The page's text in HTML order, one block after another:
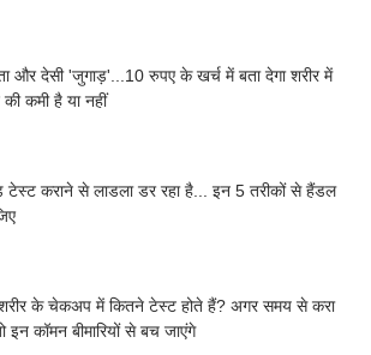
और देसी 'जुगाड़'...10 रुपए के खर्च में बता देगा शरीर में
कमी है या नहीं
टेस्ट कराने से लाडला डर रहा है... इन 5 तरीकों से हैंडल
के चेकअप में कितने टेस्ट होते हैं? अगर समय से करा
इन कॉमन बीमारियों से बच जाएंगे